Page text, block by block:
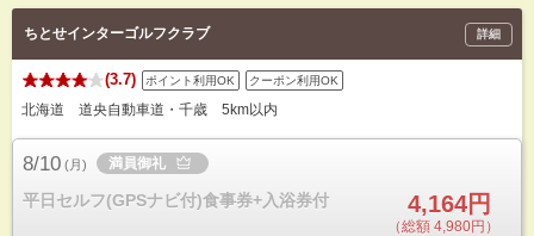
ちとせインターゴルフクラブ 詳細
(3.7) ポイント利用OK クーポン利用OK
北海道 道央自動車道・千歳 5km以内
8/10 (月) 満員御礼
平日セルフ(GPSナビ付)食事券+入浴券付 4,164円
（総額 4,980円）